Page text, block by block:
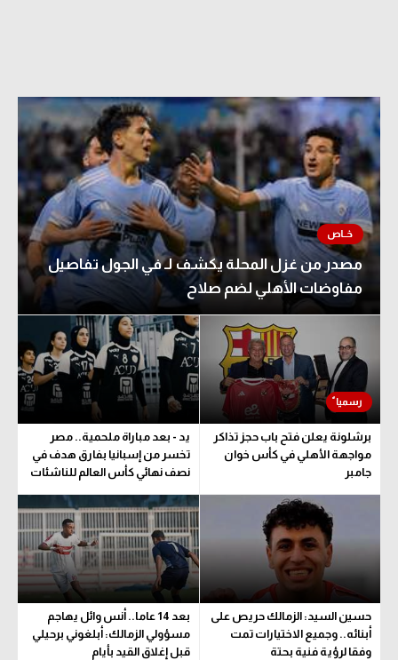
مصدر من غزل المحلة يكشف لـ في الجول تفاصيل
مفاوضات الأهلي لضم صلاح
برشلونة يعلن فتح باب حجز تذاكر
مواجهة الأهلي في كأس خوان
جامبر
يد - بعد مباراة ملحمية.. مصر
تخسر من إسبانيا بفارق هدف في
نصف نهائي كأس العالم للناشئات
حسين السيد: الزمالك حريص على
أبنائه.. وجميع الاختيارات تمت
وفقا لرؤية فنية بحتة
بعد 14 عاما.. أنس وائل يهاجم
مسؤولي الزمالك: أبلغوني برحيلي
قبل إغلاق القيد بأيام